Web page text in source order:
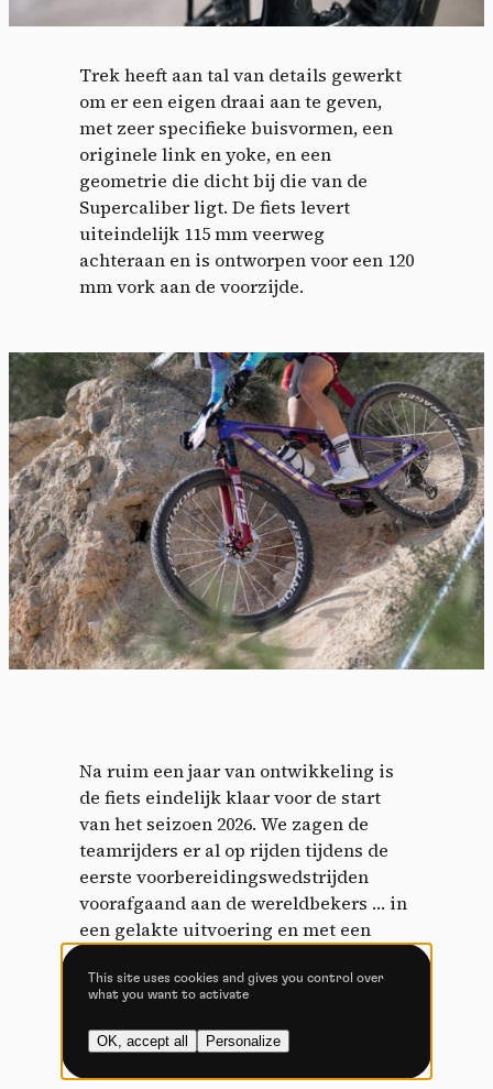
Trek heeft aan tal van details gewerkt
om er een eigen draai aan te geven,
met zeer specifieke buisvormen, een
originele link en yoke, en een
geometrie die dicht bij die van de
Supercaliber ligt. De fiets levert
uiteindelijk 115 mm veerweg
achteraan en is ontworpen voor een 120
mm vork aan de voorzijde.
Na ruim een jaar van ontwikkeling is
de fiets eindelijk klaar voor de start
van het seizoen 2026. We zagen de
teamrijders er al op rijden tijdens de
eerste voorbereidingswedstrijden
voorafgaand aan de wereldbekers … in
een gelakte uitvoering en met een
denken aan een perfect volwaardige
fiets dan aan een prototype.
Cookies management
panel
By allowing these third party services, you accept their
cookies and the use of tracking technologies necessary for
their proper functioning.
Privacy policy
Videos
Video sharing services help to add rich media on the
site and increase its visibility.
Vimeo disallowed -This service can
Allow Deny
YouTube disallowed
install 4 cookies.
This site uses cookies and gives you control over
what you want to activate
OK, accept all Personalize